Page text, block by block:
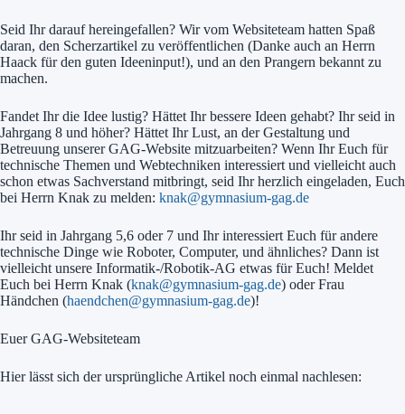
Seid Ihr darauf hereingefallen? Wir vom Websiteteam hatten Spaß
daran, den Scherzartikel zu veröffentlichen (Danke auch an Herrn
Haack für den guten Ideeninput!), und an den Prangern bekannt zu
machen.
Fandet Ihr die Idee lustig? Hättet Ihr bessere Ideen gehabt? Ihr seid in
Jahrgang 8 und höher? Hättet Ihr Lust, an der Gestaltung und
Betreuung unserer GAG-Website mitzuarbeiten? Wenn Ihr Euch für
technische Themen und Webtechniken interessiert und vielleicht auch
schon etwas Sachverstand mitbringt, seid Ihr herzlich eingeladen, Euch
bei Herrn Knak zu melden: knak@gymnasium-gag.de
Ihr seid in Jahrgang 5,6 oder 7 und Ihr interessiert Euch für andere
technische Dinge wie Roboter, Computer, und ähnliches? Dann ist
vielleicht unsere Informatik-/Robotik-AG etwas für Euch! Meldet
Euch bei Herrn Knak (knak@gymnasium-gag.de) oder Frau
Händchen (haendchen@gymnasium-gag.de)!
Euer GAG-Websiteteam
Hier lässt sich der ursprüngliche Artikel noch einmal nachlesen: